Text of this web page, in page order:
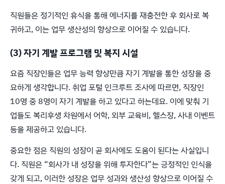
직원들은 정기적인 휴식을 통해 에너지를 재충전한 후 회사로 복
귀하고, 이는 업무 생산성의 향상으로 이어질 수 있습니다.
(3) 자기 계발 프로그램 및 복지 시설
요즘 직장인들은 업무 능력 향상만큼 자기 계발을 통한 성장을 중
요하게 생각합니다. 취업 포털 인크루트 조사에 따르면, 직장인
10명 중 8명이 자기 계발을 하고 있다고 하는데요. 이에 맞춰 기
업들도 복리후생 차원에서 어학, 외부 교육비, 헬스장, 사내 이벤트
등을 제공하고 있습니다.
중요한 점은 직원의 성장이 곧 회사에도 도움이 된다는 사실입니
다. 직원은 “회사가 내 성장을 위해 투자한다”는 긍정적인 인식을
갖게 되고, 이러한 성장은 업무 성과와 생산성 향상으로 이어질 수